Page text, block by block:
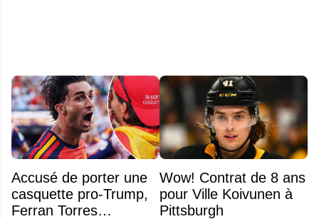
Accusé de porter une
casquette pro-Trump,
Ferran Torres
Wow! Contrat de 8 ans
pour Ville Koivunen à
Pittsburgh